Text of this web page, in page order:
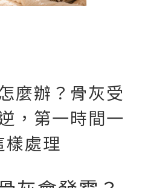
麼辦？骨灰受
，第一時間一
樣處理